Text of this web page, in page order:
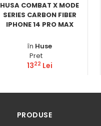
HUSA COMBAT X MODE
SERIES CARBON FIBER
IPHONE 14 PRO MAX
în Huse
Pret
1322 Lei
Comandă
PRODUSE